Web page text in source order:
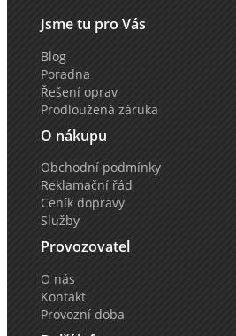
Jsme tu pro Vás
Blog
Poradna
Řešení oprav
Prodloužená záruka
O nákupu
Obchodní podmínky
Reklamační řád
Ceník dopravy
Služby
Provozovatel
O nás
Kontakt
Provozní doba